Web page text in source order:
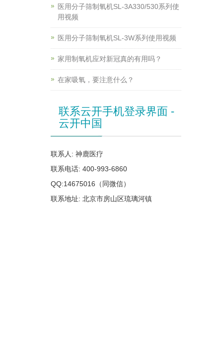
医用分子筛制氧机SL-3A330/530系列使
用视频
医用分子筛制氧机SL-3W系列使用视频
家用制氧机应对新冠真的有用吗？
在家吸氧，要注意什么？
联系云开手机登录界面 -
云开中国
联系人: 神鹿医疗
联系电话: 400-993-6860
QQ:14675016（同微信）
联系地址: 北京市房山区琉璃河镇